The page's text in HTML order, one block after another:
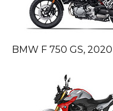
BMW F 750 GS,